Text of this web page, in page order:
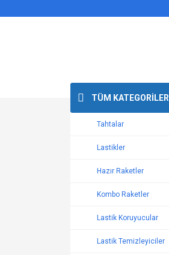
TÜM KATEGORİLER
Tahtalar
Lastikler
Hazır Raketler
Kombo Raketler
Lastik Koruyucular
Lastik Temizleyiciler